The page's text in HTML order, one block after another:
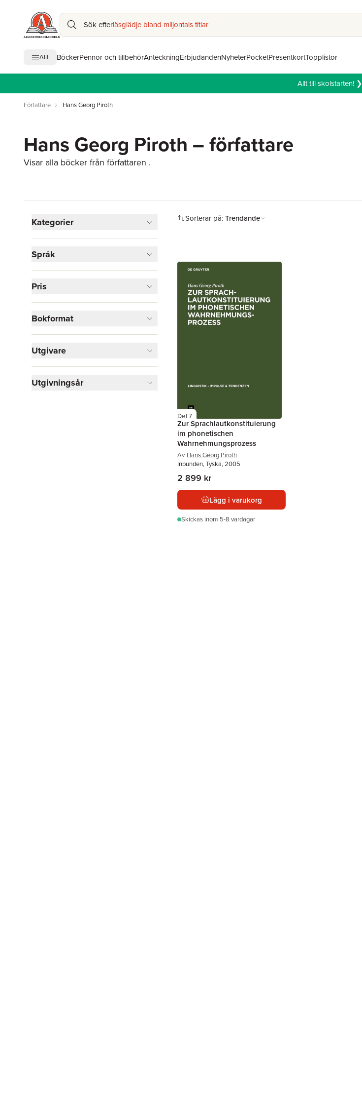
Sök efterläsglädje bland miljontals titlar
Allt BöckerPennor och tillbehörAnteckningErbjudandenNyheterPocketPresentkortTopplistor
Allt till skolstarten! ❯
Författare Hans Georg Piroth
Hans Georg Piroth – författare
Visar alla böcker från författaren .
Kategorier
Språk och ordböcker
Visa fler
Språk
Pris
Bokformat
Utgivare
Utgivningsår
Sorterar på:Trendande
Del 7
Zur Sprachlautkonstituierung
im phonetischen
Wahrnehmungsprozess
Av Hans Georg Piroth
Inbunden, Tyska, 2005
2 899 kr
Lägg i varukorg
Skickas inom 5-8 vardagar